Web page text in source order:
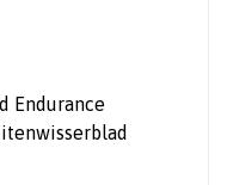
Endurance